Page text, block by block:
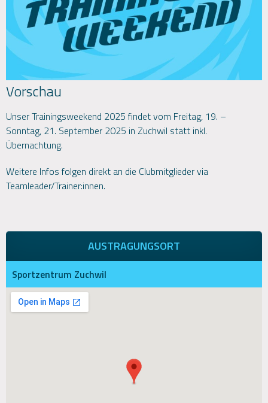
Vorschau
Unser Trainingsweekend 2025 findet vom Freitag, 19. –
Sonntag, 21. September 2025 in Zuchwil statt inkl.
Übernachtung.
Weitere Infos folgen direkt an die Clubmitglieder via
Teamleader/Trainer:innen.
AUSTRAGUNGSORT
Sportzentrum Zuchwil